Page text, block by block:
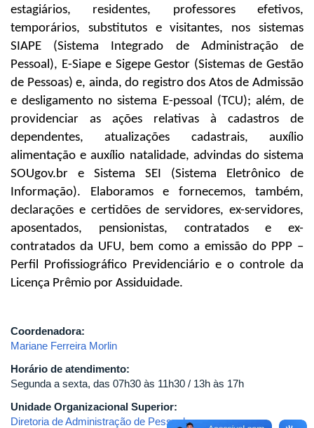
estagiários, residentes, professores efetivos,
temporários, substitutos e visitantes, nos sistemas
SIAPE (Sistema Integrado de Administração de
Pessoal), E-Siape e Sigepe Gestor (Sistemas de Gestão
de Pessoas) e, ainda, do registro dos Atos de Admissão
e desligamento no sistema E-pessoal (TCU); além, de
providenciar as ações relativas à cadastros de
dependentes, atualizações cadastrais, auxílio
alimentação e auxílio natalidade, advindas do sistema
SOUgov.br e Sistema SEI (Sistema Eletrônico de
Informação). Elaboramos e fornecemos, também,
declarações e certidões de servidores, ex-servidores,
aposentados, pensionistas, contratados e ex-
contratados da UFU, bem como a emissão do PPP –
Perfil Profissiográfico Previdenciário e o controle da
Licença Prêmio por Assiduidade.
Coordenadora:
Mariane Ferreira Morlin
Horário de atendimento:
Segunda a sexta, das 07h30 às 11h30 / 13h às 17h
Unidade Organizacional Superior:
Diretoria de Administração de Pessoal